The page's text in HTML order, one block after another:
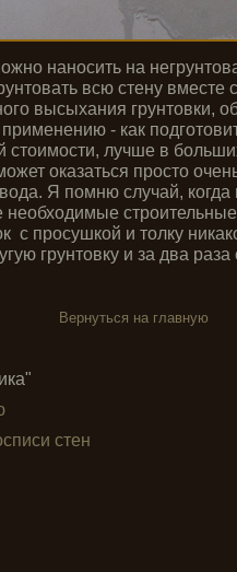
наносить на
всю стену вместе
высыхания грунтовки,
- как
стоимости, лучше в
оказаться просто
Я помню случай, когда
с просушкой и толку
грунтовку и за два
Вернуться на главную
стен